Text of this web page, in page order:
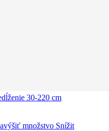
30-220 cm
množstvo Snížit